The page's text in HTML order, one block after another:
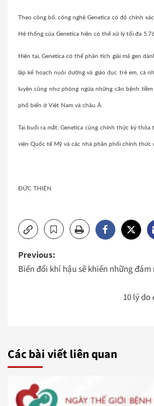
Theo công bố, công nghệ Genetica có độ chính
Hệ thống của Genetica hiện có thể xử lý tối đa
Hiện tại, Genetica có thể phân tích giải mã gen
lập kế hoạch nuôi dưỡng và giáo dục trẻ em, cá
luyện cũng như phòng ngừa những căn bệnh
phổ biến ở Việt Nam và châu Á.
Tại buổi ra mắt, Genetica cũng chính thức ký
viện Quốc tế Mỹ và các nhà phân phối chính thức
ĐỨC THIỆN
Post
navigation
Previous:
Biến đổi khí hậu sẽ khiến những
10 lý
Các bài viết liên quan